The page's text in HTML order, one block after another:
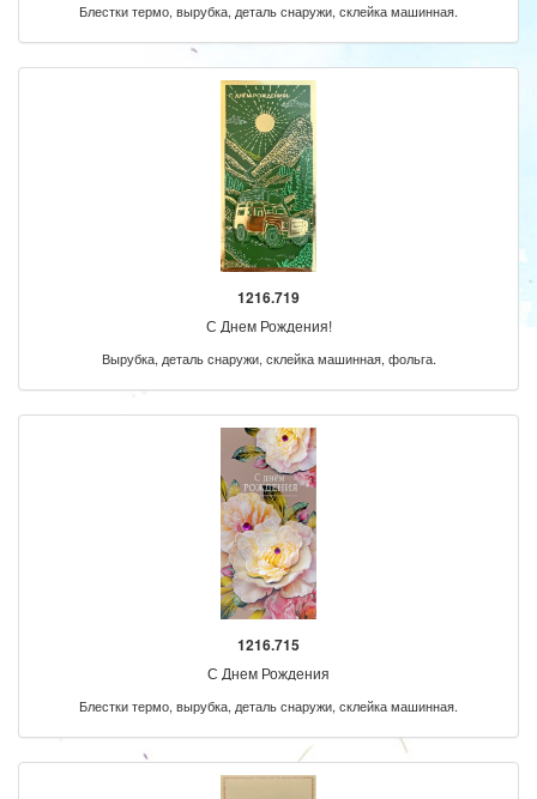
Блестки термо, вырубка, деталь снаружи, склейка машинная.
1216.719
С Днем Рождения!
Вырубка, деталь снаружи, склейка машинная, фольга.
1216.715
С Днем Рождения
Блестки термо, вырубка, деталь снаружи, склейка машинная.